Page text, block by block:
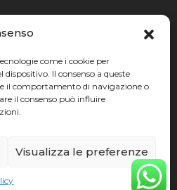
come i cookie per
Il consenso a queste
il comportamento di navigazione o
il consenso può influire
Visualizza le preferenze